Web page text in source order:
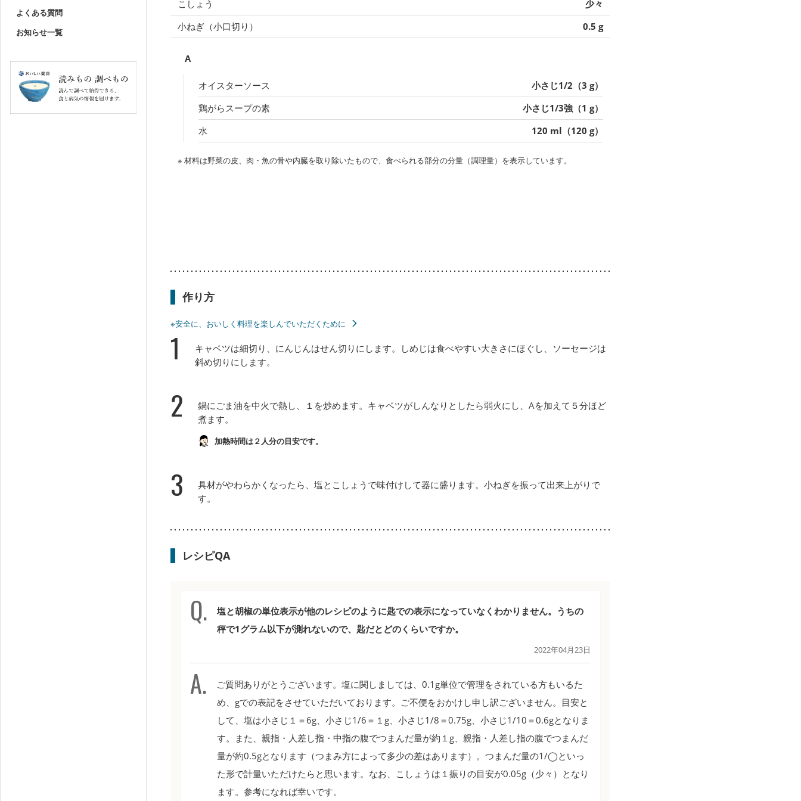
よくある質問
お知らせ一覧
こしょう
少々
小ねぎ（小口切り）
0.5 g
A
オイスターソース
小さじ1/2（3 g）
鶏がらスープの素
小さじ1/3強（1 g）
水
120 ml（120 g）
※ 材料は野菜の皮、肉・魚の骨や内臓を取り除いたもので、食べられる部分の分量（調理量）を表示しています。
作り方
※安全に、おいしく料理を楽しんでいただくために
1
キャベツは細切り、にんじんはせん切りにします。しめじは食べやすい大きさにほぐし、ソーセージは
斜め切りにします。
2
鍋にごま油を中火で熱し、１を炒めます。キャベツがしんなりとしたら弱火にし、Aを加えて５分ほど
煮ます。
加熱時間は２人分の目安です。
3
具材がやわらかくなったら、塩とこしょうで味付けして器に盛ります。小ねぎを振って出来上がりで
す。
レシピQA
塩と胡椒の単位表示が他のレシピのように匙での表示になっていなくわかりません。うちの
秤で1グラム以下が測れないので、匙だとどのくらいですか。
2022年04月23日
ご質問ありがとうございます。塩に関しましては、0.1g単位で管理をされている方もいるた
め、gでの表記をさせていただいております。ご不便をおかけし申し訳ございません。目安と
して、塩は小さじ１＝6g、小さじ1/6＝１g、小さじ1/8＝0.75g、小さじ1/10＝0.6gとなりま
す。また、親指・人差し指・中指の腹でつまんだ量が約１g、親指・人差し指の腹でつまんだ
量が約0.5gとなります（つまみ方によって多少の差はあります）。つまんだ量の1/◯といっ
た形で計量いただけたらと思います。なお、こしょうは１振りの目安が0.05g（少々）となり
ます。参考になれば幸いです。